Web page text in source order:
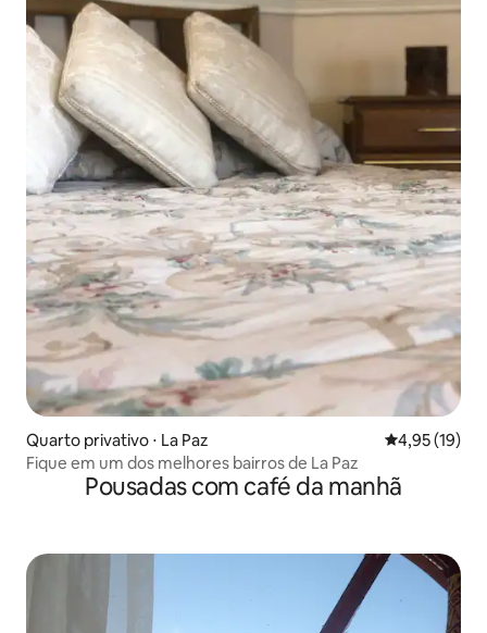
Quarto privativo ⋅ La Paz 4,95 de uma
4,95 (19)
Fique em um dos melhores bairros de La Paz
Pousadas com café da manhã